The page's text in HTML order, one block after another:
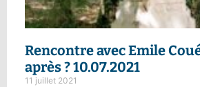
Rencontre avec Emile
après ? 10.07.2021
11 juillet 2021